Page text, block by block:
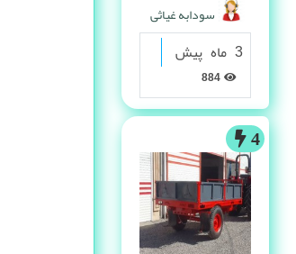
سودابه غیاثی
3 ماه پیش
4